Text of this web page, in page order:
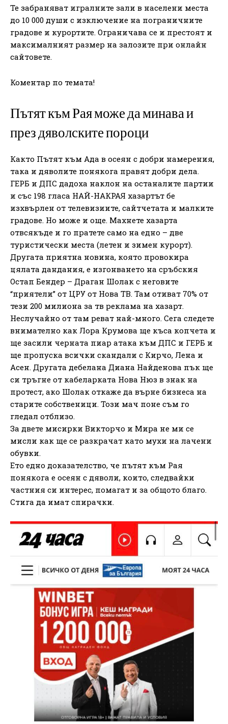
Те забраняват игралните зали в населени места
до 10 000 души с изключение на пограничните
градове и курортите. Ограничава се и престоят и
максималният размер на залозите при онлайн
сайтовете.
Коментар по темата!
Пътят към Рая може да минава и
през дяволските пороци
Както Пътят към Ада в осеян с добри намерения,
така и дяволите понякога правят добри дела.
ГЕРБ и ДПС дадоха наклон на останалите партии
и със 198 гласа НАЙ-НАКРАЯ хазартът бе
изхвърлен от телевизиите, сайтчетата и малките
градове. Но може и още. Махнете хазарта
отвсякъде и го пратете само на едно – две
туристически места (летен и зимен курорт).
Другата приятна новина, която провокира
цялата дандания, е изгонването на сръбския
Остап Бендер – Драган Шолак с неговите
“приятели” от ЦРУ от Нова ТВ. Там отиват 70% от
тези 200 милиона за тв реклама на хазарт.
Неслучайно от там реват най-много. Сега следете
внимателно как Лора Крумова ще къса копчета и
ще засили черната пиар атака към ДПС и ГЕРБ и
ще пропуска всички скандали с Кирчо, Лена и
Асен. Другата дебелана Диана Найденова пък ще
си тръгне от кабеларката Нова Нюз в знак на
протест, ако Шолак откаже да върне бизнеса на
старите собственици. Този мач поне съм го
гледал отблизо.
За двете мисирки Викторчо и Мира не ми се
мисли как ще се разкрачат като мухи на лачени
обувки.
Ето едно доказателство, че пътят към Рая
понякога е осеян с дяволи, които, следвайки
частния си интерес, помагат и за общото благо.
Стига да имат спирачки.